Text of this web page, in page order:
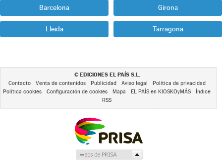
Barcelona Girona
Lleida Tarragona
© EDICIONES EL PAÍS S.L.
Contacto Venta de contenidos Publicidad Aviso legal
Política de privacidad
Política cookies
Configuración de cookies Mapa EL PAÍS en KIOSKOyMÁS
Índice
RSS